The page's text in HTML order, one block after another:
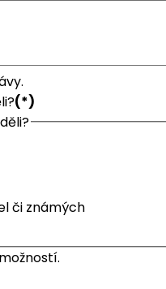
(*)
či známých